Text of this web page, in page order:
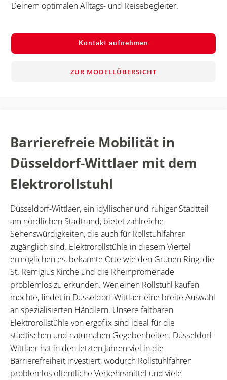
Deinem optimalen Alltags- und Reisebegleiter.
Kontakt aufnehmen
ZUR MODELLÜBERSICHT
Barrierefreie Mobilität in
Düsseldorf-Wittlaer mit dem
Elektrorollstuhl
Düsseldorf-Wittlaer, ein idyllischer und ruhiger Stadtteil
am nördlichen Stadtrand, bietet zahlreiche
Sehenswürdigkeiten, die auch für Rollstuhlfahrer
zugänglich sind. Elektrorollstühle in diesem Viertel
ermöglichen es, bekannte Orte wie den Grünen Ring, die
St. Remigius Kirche und die Rheinpromenade
problemlos zu erkunden. Wer einen Rollstuhl kaufen
möchte, findet in Düsseldorf-Wittlaer eine breite Auswahl
an spezialisierten Händlern. Unsere faltbaren
Elektrorollstühle von ergoflix sind ideal für die
städtischen und naturnahen Gegebenheiten. Düsseldorf-
Wittlaer hat in den letzten Jahren viel in die
Barrierefreiheit investiert, wodurch Rollstuhlfahrer
problemlos öffentliche Verkehrsmittel und viele